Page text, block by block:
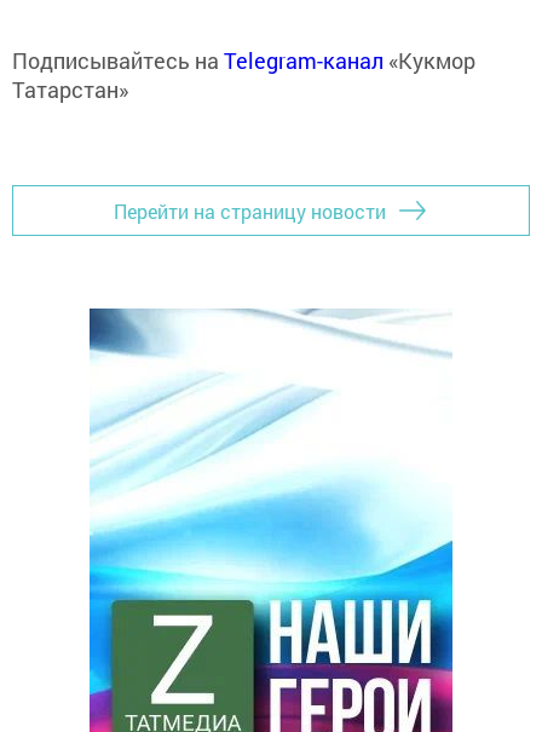
Подписывайтесь на Telegram-канал «Кукмор
Татарстан»
Перейти на страницу новости